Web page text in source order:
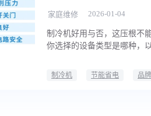
家庭维修 2026-01-04
制冷机好用与否，这压根不
你选择的设备类型是哪种，
制冷机 节能省电 品